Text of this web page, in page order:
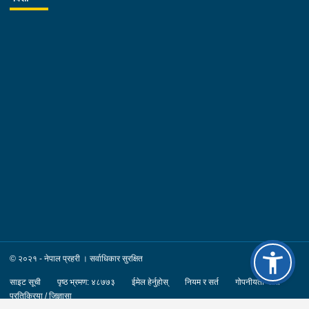
© २०२१ - नेपाल प्रहरी । सर्वाधिकार सुरक्षित
साइट सूची पृष्ठ भ्रमण: ४८७७३ ईमेल हेर्नुहोस् नियम र सर्त
गोपनीयता नीति
प्रतिक्रिया / जिज्ञासा